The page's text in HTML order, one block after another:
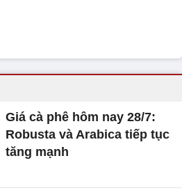
Giá cà phê hôm nay 28/7:
Robusta và Arabica tiếp tục
tăng mạnh